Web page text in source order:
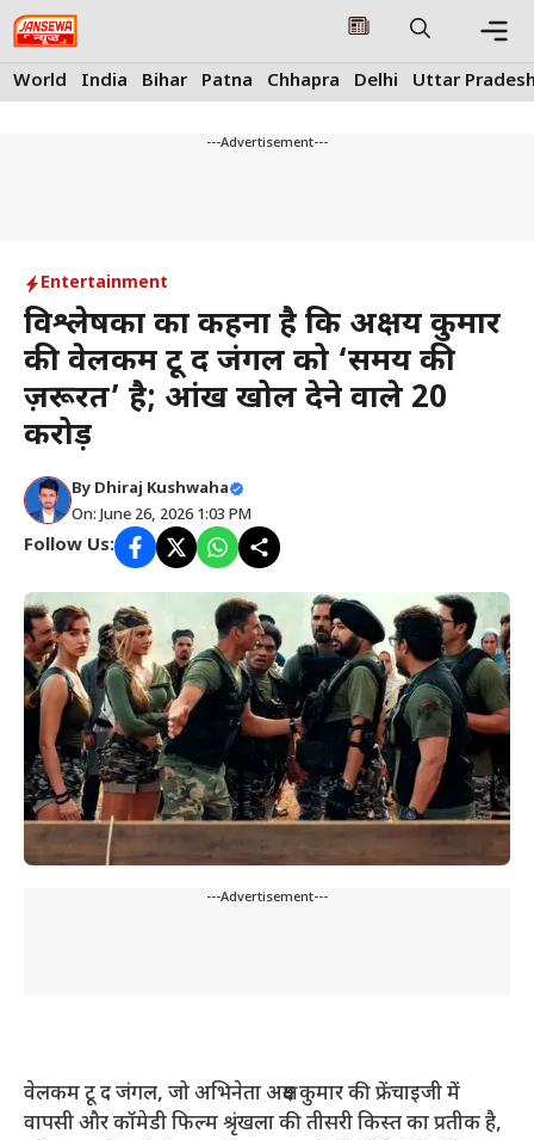
Skip
to
content
World India Bihar Patna Chhapra Delhi Uttar
---Advertisement---
Entertainment
विश्लेषकों का कहना है कि अक्षय कुमार
की वेलकम टू द जंगल को ‘समय की
ज़रूरत’ है; आंखें खोल देने वाले ₹20
करोड़
By Dhiraj Kushwaha
On: June 26, 2026 1:03 PM
Follow Us:
---Advertisement---
वेलकम टू द जंगल, जो अभिनेता अक्षय कुमार की फ्रेंचाइजी में
वापसी और कॉमेडी फिल्म श्रृंखला की तीसरी किस्त का प्रतीक है,